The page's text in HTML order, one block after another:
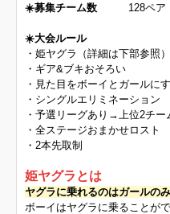
☀️募集チーム数 128ペア（
☀️大会ルール
・姫ヤグラ（詳細は下部参照）
・ギア&ブキおそろい
・見た目をボーイとガールに
・シングルエリミネーション
・予選リーグあり→上位2チー
・全ステージおまかせロスト
・2本先取制
姫ヤグラとは
ヤグラに乗れるのはガールのみ
ボーイはヤグラに乗ることがで